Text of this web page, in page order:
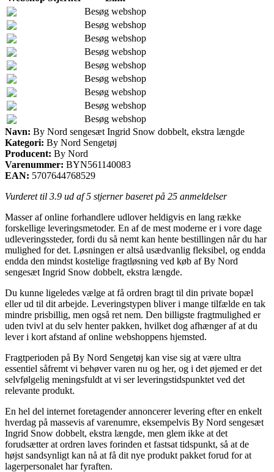
Besøg webshop
Besøg webshop
Besøg webshop
Besøg webshop
Besøg webshop
Besøg webshop
Besøg webshop
Besøg webshop
Besøg webshop
Navn: By Nord sengesæt Ingrid Snow dobbelt, ekstra længde
Kategori: By Nord Sengetøj
Producent: By Nord
Varenummer: BYN561140083
EAN: 5707644768529
Vurderet til 3.9 ud af 5 stjerner baseret på 25 anmeldelser
Masser af online forhandlere udlover heldigvis en lang række
forskellige leveringsmetoder. En af de mest moderne er i vore dage
udleveringssteder, fordi du så nemt kan hente bestillingen når du har
mulighed for det. Løsningen er altså usædvanlig fleksibel, og endda
endda den mindst kostelige fragtløsning ved køb af By Nord
sengesæt Ingrid Snow dobbelt, ekstra længde.
Du kunne ligeledes vælge at få ordren bragt til din private bopæl
eller ud til dit arbejde. Leveringstypen bliver i mange tilfælde en tak
mindre prisbillig, men også ret nem. Den billigste fragtmulighed er
uden tvivl at du selv henter pakken, hvilket dog afhænger af at du
lever i kort afstand af online webshoppens hjemsted.
Fragtperioden på By Nord Sengetøj kan vise sig at være ultra
essentiel såfremt vi behøver varen nu og her, og i det øjemed er det
selvfølgelig meningsfuldt at vi ser leveringstidspunktet ved det
relevante produkt.
En hel del internet foretagender annoncerer levering efter en enkelt
hverdag på massevis af varenumre, eksempelvis By Nord sengesæt
Ingrid Snow dobbelt, ekstra længde, men glem ikke at det
forudsætter at ordren laves forinden et fastsat tidspunkt, så at de
højst sandsynligt kan nå at få dit nye produkt pakket forud for at
lagerpersonalet har fyraften.